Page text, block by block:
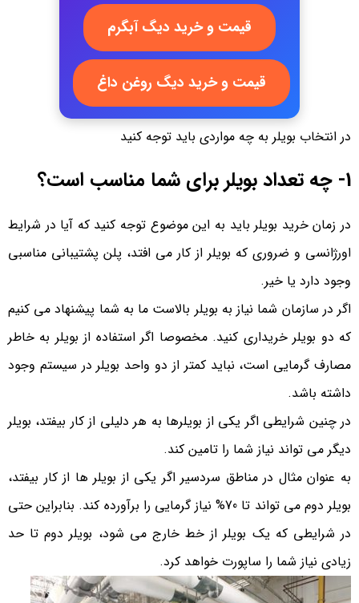
قیمت و خرید دیگ آبگرم
قیمت و خرید دیگ روغن داغ
در انتخاب بویلر به چه مواردی باید توجه کنید
1- چه تعداد بویلر برای شما مناسب است؟
در زمان خرید بویلر باید به این موضوع توجه کنید که آیا در شرایط
اورژانسی و ضروری که بویلر از کار می افتد، پلن پشتیبانی مناسبی
وجود دارد یا خیر.
اگر در سازمان شما نیاز به بویلر بالاست ما به شما پیشنهاد می کنیم
که دو بویلر خریداری کنید. مخصوصا اگر استفاده از بویلر به خاطر
مصارف گرمایی است، نباید کمتر از دو واحد بویلر در سیستم وجود
داشته باشد.
در چنین شرایطی اگر یکی از بویلرها به هر دلیلی از کار بیفتد، بویلر
دیگر می تواند نیاز شما را تامین کند.
به عنوان مثال در مناطق سردسیر اگر یکی از بویلر ها از کار بیفتد،
بویلر دوم می تواند تا 70% نیاز گرمایی را برآورده کند. بنابراین حتی
در شرایطی که یک بویلر از خط خارج می شود، بویلر دوم تا حد
زیادی نیاز شما را ساپورت خواهد کرد.